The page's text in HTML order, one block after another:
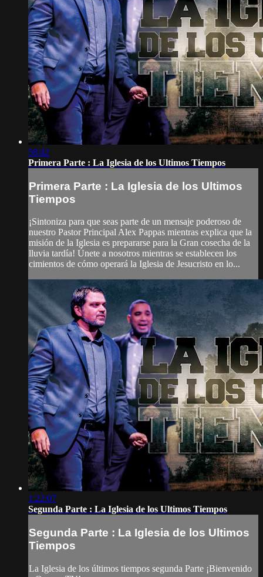
58:42
Primera Parte : La Iglesia de los Ultimos Tiempos
Primera Parte : La Iglesia de los Ultimos
Tiempos
¡Sintoniza para que seas parte de un mensaje poderoso de
nuestro Pastor Principal Alex Pappas mientras explica que la
misión de la Iglesia es prepararse para la Gran cosecha de la
lluvia tardía! Únete a nosotros mientras se establecen los
cimientos de cómo operará la Iglesia de Jesucristo en lo...
1:22:07
Segunda Parte : La Iglesia de los Ultimos Tiempos
Segunda Parte : La Iglesia de los Ultimos
Tiempos
La Iglesia de los últimos tiempos segunda Parte ¡Bienvenido